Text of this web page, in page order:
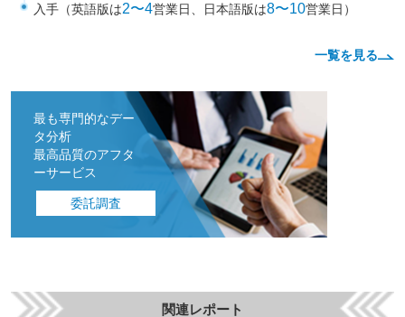
入手（英語版は2〜4営業日、日本語版は8〜10営業日）
一覧を見る
最も専門的なデー
タ分析
最高品質のアフタ
ーサービス
委託調査
関連レポート